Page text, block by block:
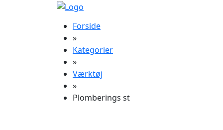
Forside
»
Kategorier
»
Værktøj
»
Plomberings st